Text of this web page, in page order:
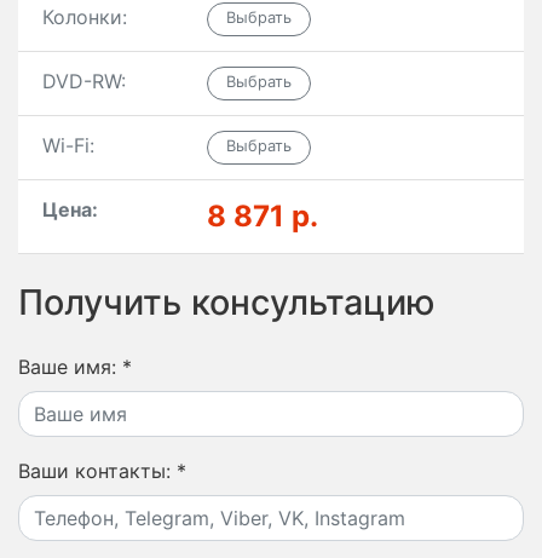
Колонки:
DVD-RW:
Wi-Fi:
Цена: 8 871 р.
Получить консультацию
Ваше имя: *
Ваши контакты: *